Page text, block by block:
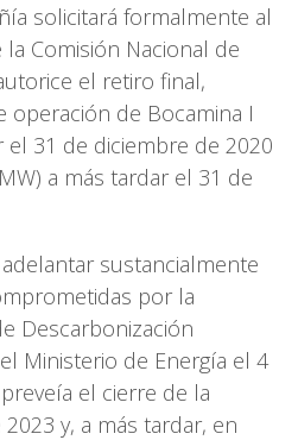
solicitará formalmente al
Comisión Nacional de
el retiro final,
operación de Bocamina I
el 31 de diciembre de 2020
a más tardar el 31 de
sustancialmente
por la
Descarbonización
Ministerio de Energía el 4
el cierre de la
y, a más tardar, en